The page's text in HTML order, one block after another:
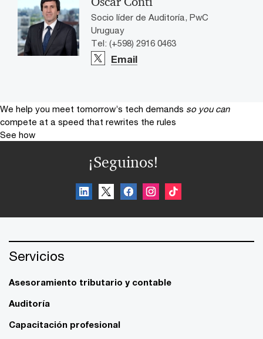
Socio líder de Auditoría, PwC
Uruguay
Tel: (+598) 2916 0463
Email
We help you meet tomorrow’s tech demands so you can
compete at a speed that rewrites the rules
See how
¡Seguinos!
Servicios
Asesoramiento tributario y contable
Auditoría
Capacitación profesional